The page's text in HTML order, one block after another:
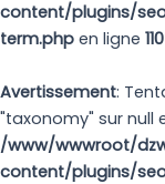
content/plugins/
term.php en ligne 110
Avertissement:
"taxonomy" sur null
/www/wwwroot/
content/plugins/